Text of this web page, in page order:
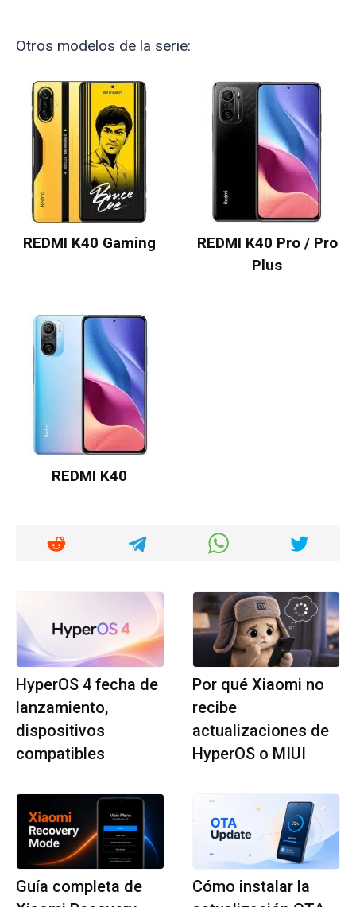
Otros modelos de la serie:
REDMI K40 Gaming
REDMI K40 Pro / Pro
Plus
REDMI K40
HyperOS 4 fecha de
lanzamiento,
dispositivos
compatibles
Por qué Xiaomi no
recibe
actualizaciones de
HyperOS o MIUI
Guía completa de
Cómo instalar la